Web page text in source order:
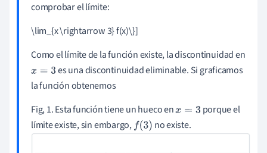
comprobar el límite:
\lim_{x \rightarrow 3} f(x)\}]
Como el límite de la función existe, la discontinuidad en
x= 3
es una discontinuidad eliminable. Si graficamos
la función obtenemos
Fig, 1. Esta función tiene un hueco enx= 3
porque el
límite existe, sin embargo,f(3) no existe.